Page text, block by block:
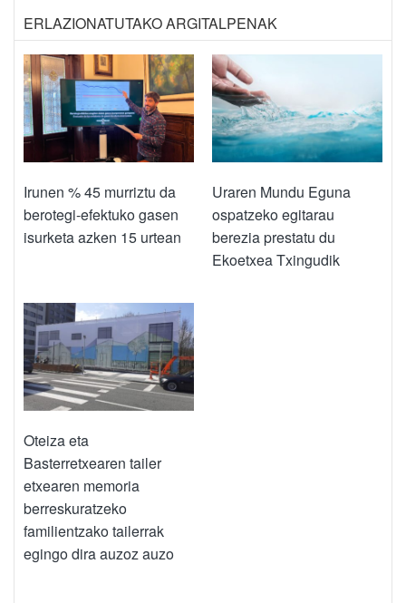
ERLAZIONATUTAKO ARGITALPENAK
Irunen % 45 murriztu da
berotegi-efektuko gasen
isurketa azken 15 urtean
Uraren Mundu Eguna
ospatzeko egitarau
berezia prestatu du
Ekoetxea Txingudik
Oteiza eta
Basterretxearen tailer
etxearen memoria
berreskuratzeko
familientzako tailerrak
egingo dira auzoz auzo